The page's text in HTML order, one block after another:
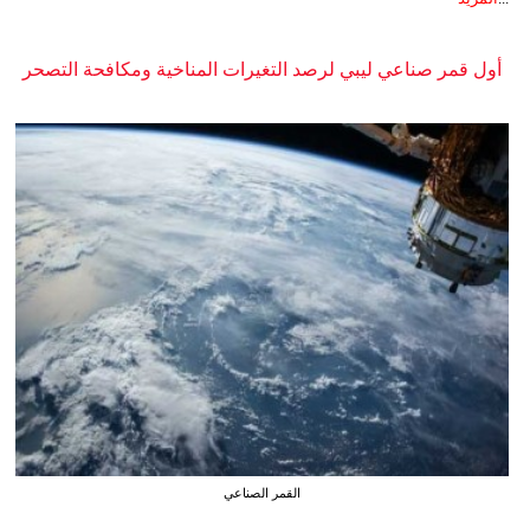
أول قمر صناعي ليبي لرصد التغيرات المناخية ومكافحة التصحر
القمر الصناعي